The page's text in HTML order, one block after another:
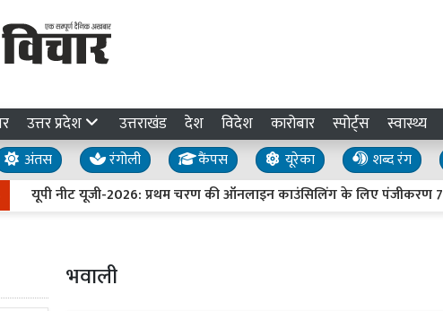
उत्तर प्रदेश उत्तराखंड देश विदेश कारोबार स्पोर्ट्स स्वास्थ्य
अंतस रंगोली कैंपस यूरेका शब्द रंग
नीट यूजी-2026: प्रथम चरण की ऑनलाइन काउंसिलिंग के लिए पंजीकरण 7 अगस्त से
भवाली